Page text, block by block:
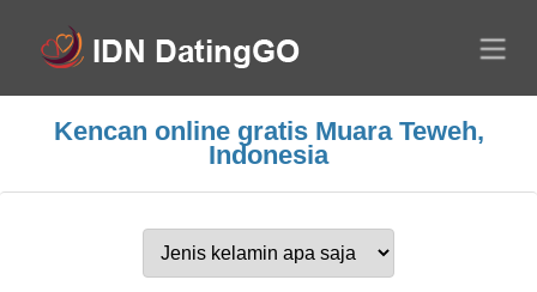
Kencan online gratis Muara Teweh,
Indonesia